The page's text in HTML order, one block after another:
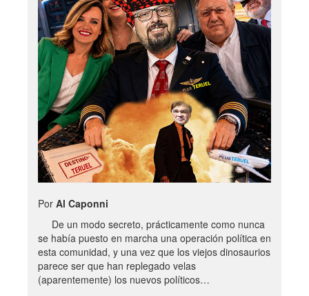
Por Al Caponni
De un modo secreto, prácticamente como nunca
se había puesto en marcha una operación política en
esta comunidad, y una vez que los viejos dinosaurios
parece ser que han replegado velas
(aparentemente) los nuevos políticos…